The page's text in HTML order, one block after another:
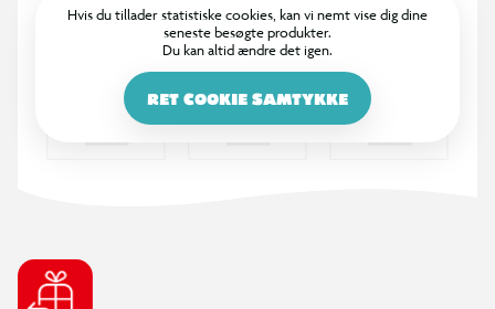
Hvis du tillader statistiske cookies, kan vi nemt vise dig dine
seneste besøgte produkter.
Du kan altid ændre det igen.
RET COOKIE SAMTYKKE